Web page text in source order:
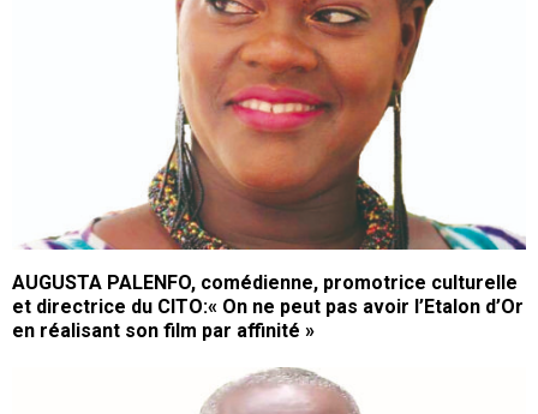
AUGUSTA PALENFO, comédienne, promotrice culturelle
et directrice du CITO:« On ne peut pas avoir l’Etalon d’Or
en réalisant son film par affinité »